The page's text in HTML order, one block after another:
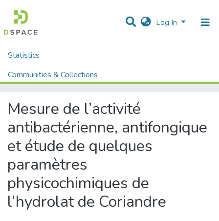
Log In
Statistics
Communities & Collections
Home
Mesure de l’activité antibactérienne, antifongique et étude de quelques paramètres physicochimiques de l’hydrolat de Coriandre
Mesure de l’activité
antibactérienne, antifongique
et étude de quelques
paramètres
physicochimiques de
l’hydrolat de Coriandre